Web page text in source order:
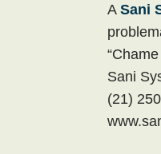
ASani
Sani
(21)